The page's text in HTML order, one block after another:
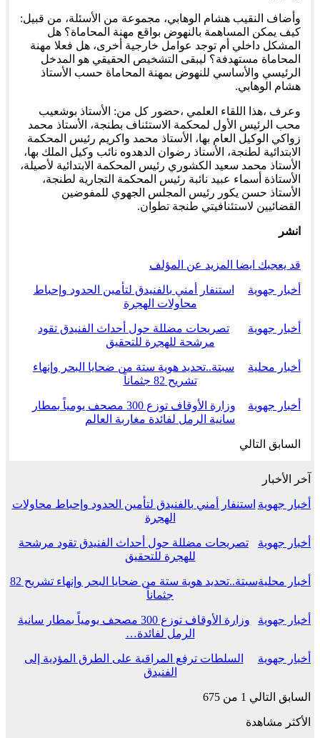
وأضاف النقيب هشام الوهابي، مجموعة من الأسئلة، من قبيل:
كيف يمكن المساهمة بالنهوض بواقع مهنة المحاماة؟ هل
المشكل داخلي أم توجد عوامل خارجية أخرى، هل فعلا مهنة
المحاماة مستهدفة؟ ليبقى التشخيص الحقيقي هو المدخل
الرئيسي والأساسي للنهوض بمهنة المحاماة حسب الأستاذ
هشام الوهابي.
وعرف ،هذا اللقاء العلمي ،حضور كل من: الأستاذ بوشعيب
محب الرئيس الأول لمحكمة الاستئناف بطنجة، الأستاذ محمد
زواكي الوكيل العام بها، الأستاذ محمد واكريم رئيس المحكمة
الابتدائية لطنجة، الأستاذ رضوان الدهدوه نائب وكيل الملك بها،
الأستاذ محمد سعيد الكشوري رئيس المحكمة الابتدائية لأصيلة،
الأستاذة أسماء عبيد نائبة رئيس المحكمة التجارية لطنجة،
الأستاذ حسن يكور رئيس المجلس الجهوي للمفوضين
القضائيين لاستئنافيتي طنجة تطوان.
انشر
قد يعجبك ايضا المزيد عن المؤلف
أخبار جهوية
استنفار أمني بالفنيدق لتأمين الحدود وإحباط
محاولات الهجرة
أخبار جهوية
تصريحات مضللة حول أحداث الفنيدق تقود
مرشحة للهجرة للتحقيق
أخبار محلية
سبتة..تحديد هوية ستة من ضحايا البحر وإنهاء
تشريح 82 جثماناً
أخبار جهوية
وزارة الأوقاف توزع 300 مصحف يومياً بمطار
سانية الرمل لفائدة مغاربة العالم
السابقالتالي
آخر الأخبار
أخبار جهوية استنفار أمني بالفنيدق لتأمين الحدود وإحباط محاولات
الهجرة
أخبار جهوية
تصريحات مضللة حول أحداث الفنيدق تقود مرشحة
للهجرة للتحقيق
أخبار محلية
سبتة..تحديد هوية ستة من ضحايا البحر وإنهاء تشريح 82
جثماناً
أخبار جهوية
وزارة الأوقاف توزع 300 مصحف يومياً بمطار سانية
الرمل لفائدة…
أخبار جهوية
السلطات ترفع المراقبة على الطرق المؤدية إلى
الفنيدق
السابقالتالي 1 من 675
الأكثر مشاهدة